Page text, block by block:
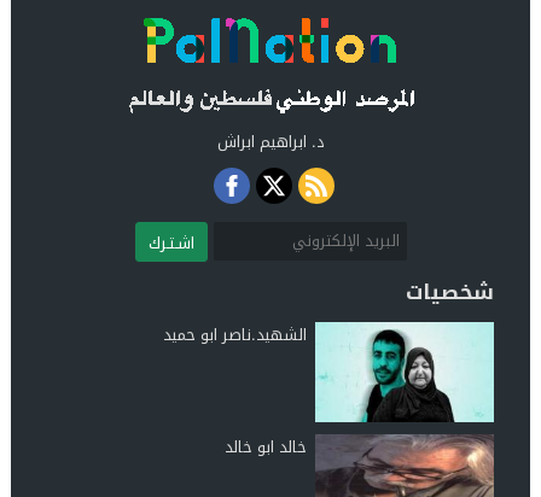
د. ابراهيم ابراش
اشـتـرك
شخصيات
الشهيد.ناصر ابو حميد
خالد ابو خالد